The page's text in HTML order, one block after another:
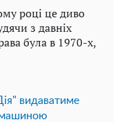
році це диво
з давніх
була в 1970-х,
видаватиме